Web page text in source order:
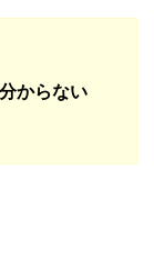
からない